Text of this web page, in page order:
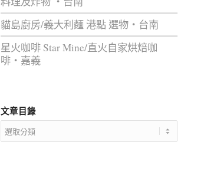
貓島廚房/義大利麵 港點 選物‧台南
星火咖啡 Star Mine/直火自家烘焙咖
啡‧嘉義
文章目錄
文
章